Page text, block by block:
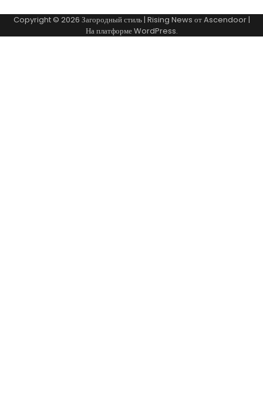
Copyright © 2026 Загородный стиль| Rising News отAscendoor|
На платформеWordPress.